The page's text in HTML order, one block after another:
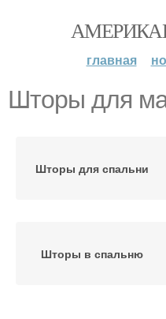
главная
Шторы для
Шторы для спальни
Шторы в спальню